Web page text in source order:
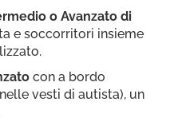
o Avanzato di
e soccorritori insieme
con a bordo
vesti di autista), un